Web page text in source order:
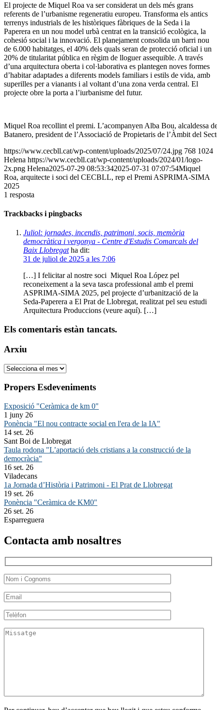
El projecte de Miquel Roa va ser considerat un dels més grans
referents de l’urbanisme regeneratiu europeu. Transforma els antics
terrenys industrials de les històriques fàbriques de la Seda i la
Paperera en un nou model urbà centrat en la transició ecològica, la
cohesió social i la innovació. El planejament consolida un barri nou
de 6.000 habitatges, el 40% dels quals seran de protecció oficial i un
20% de titularitat pública en règim de lloguer assequible. A través
d’una arquitectura oberta i col·laborativa es plantegen noves formes
d’habitar adaptades a diferents models familiars i estils de vida, amb
superilles per a vianants i al voltant d’una zona verda central. El
projecte obre la porta a l’iurbanisme del futur.
Miquel Roa recollint el premi. L’acompanyen Alba Bou, alcaldessa
Batanero, president de l’Associació de Propietaris de l’Àmbit del
https://www.cecbll.cat/wp-content/uploads/2025/07/24.jpg 768 1024
Helena https://www.cecbll.cat/wp-content/uploads/2024/01/logo-
2x.png Helena2025-07-29 08:53:342025-07-31 07:07:54Miquel
Roa, arquitecte i soci del CECBLL, rep el Premi ASPRIMA-SIMA
2025
1 resposta
Trackbacks i pingbacks
Juliol: jornades, incendis, patrimoni, socis, memòria
democràtica i vergonya - Centre d'Estudis Comarcals del
Baix Llobregat ha dit:
31 de juliol de 2025 a les 7:06
[…] I felicitar al nostre soci Miquel Roa López pel
reconeixement a la seva tasca professional amb el premi
ASPRIMA-SIMA 2025, pel projecte d’urbanització de la
Seda-Paperera a El Prat de Llobregat, realitzat pel seu estudi
Arquitectura Produccions (veure aquí). […]
Els comentaris estàn tancats.
Arxiu
Arxiu
Propers Esdeveniments
Exposició "Ceràmica de km 0"
1 juny 26
Ponència "El nou contracte social en l'era de la IA"
14 set. 26
Sant Boi de Llobregat
Taula rodona "L’aportació dels cristians a la construcció de la
democràcia"
16 set. 26
Viladecans
1a Jornada d’Història i Patrimoni - El Prat de Llobregat
19 set. 26
Ponència "Ceràmica de KM0"
26 set. 26
Esparreguera
Contacta amb nosaltres